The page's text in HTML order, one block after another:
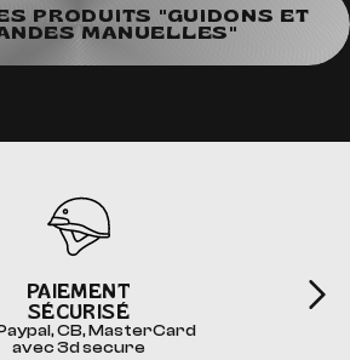
PRODUITS "GUIDONS ET
MANUELLES"
PAIEMENT
SÉCURISÉ
CB, MasterCard
avec 3d secure